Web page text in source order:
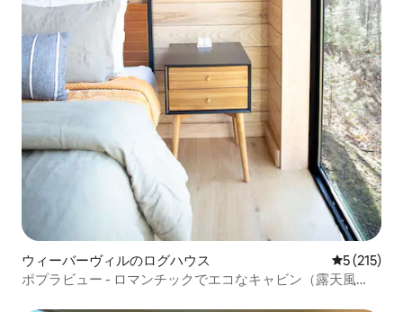
ウィーバーヴィルのログハウス レビュー
5 (215)
ポプラビュー - ロマンチックでエコなキャビン（露天風